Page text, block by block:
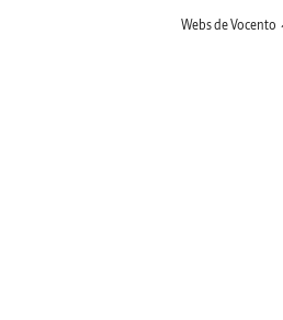
Webs de Vocento